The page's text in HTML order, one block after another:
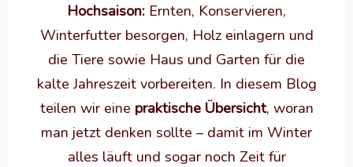
Hochsaison: Ernten, Konservieren,
Winterfutter besorgen, Holz einlagern und
die Tiere sowie Haus und Garten für die
kalte Jahreszeit vorbereiten. In diesem Blog
teilen wir eine praktische Übersicht, woran
man jetzt denken sollte – damit im Winter
alles läuft und sogar noch Zeit für